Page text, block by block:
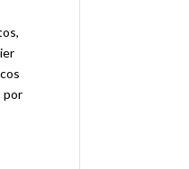
por